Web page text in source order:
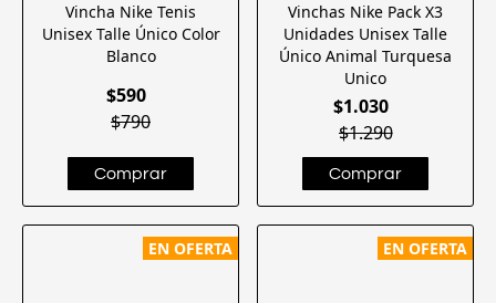
Vincha Nike Tenis
Unisex Talle Único Color
Blanco
$590
$790
Vinchas Nike Pack X3
Unidades Unisex Talle
Único Animal Turquesa
Unico
$1.030
$1.290
EN OFERTA EN OFERTA